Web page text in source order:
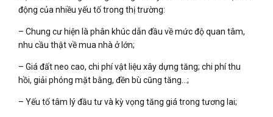
động của nhiều yếu tố trong thị trường:
– Chung cư hiện là phân khúc dẫn đầu về mức độ quan tâm,
nhu cầu thật về mua nhà ở lớn;
– Giá đất neo cao, chi phí vật liệu xây dựng tăng; chi phí thu
hồi, giải phóng mặt bằng, đền bù cũng tăng…;
– Yếu tố tâm lý đầu tư và kỳ vọng tăng giá trong tương lai;